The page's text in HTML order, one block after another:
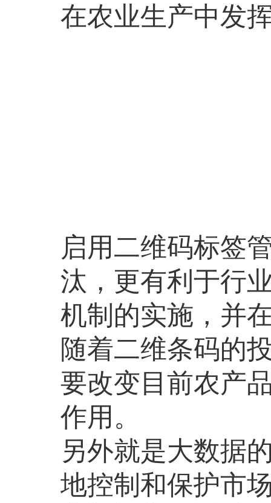
在农业生产中发
启用二维码标签
汰，更有利于行
机制的实施，并
随着二维条码的
要改变目前农产
作用。
另外就是大数据
地控制和保护市